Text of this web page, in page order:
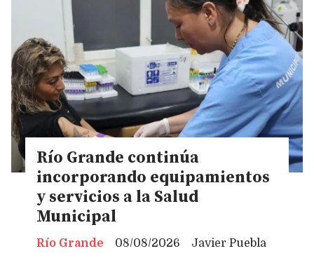
Río Grande continúa
incorporando equipamientos
y servicios a la Salud
Municipal
Javier Puebla
Río Grande
08/08/2026